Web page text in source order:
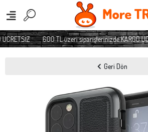
600 TL üzeri siparişlerinizde KARGO
Geri Dön